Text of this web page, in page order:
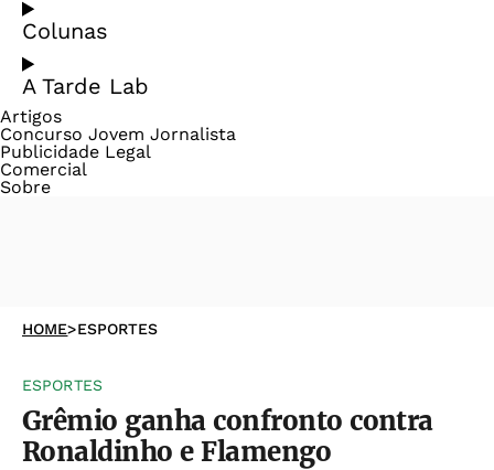
Colunas
A Tarde Lab
Artigos
Concurso Jovem Jornalista
Publicidade Legal
Comercial
Sobre
HOME>ESPORTES
ESPORTES
Grêmio ganha confronto contra
Ronaldinho e Flamengo